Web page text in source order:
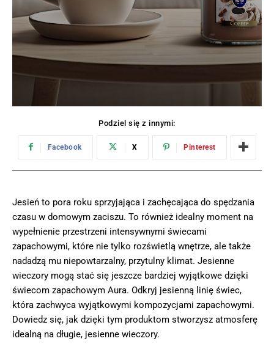
Podziel się z innymi:
Facebook X Pinterest
Jesień to pora roku sprzyjająca i zachęcająca do spędzania
czasu w domowym zaciszu. To również idealny moment na
wypełnienie przestrzeni intensywnymi świecami
zapachowymi, które nie tylko rozświetlą wnętrze, ale także
nadadzą mu niepowtarzalny, przytulny klimat. Jesienne
wieczory mogą stać się jeszcze bardziej wyjątkowe dzięki
świecom zapachowym Aura. Odkryj jesienną linię świec,
która zachwyca wyjątkowymi kompozycjami zapachowymi.
Dowiedz się, jak dzięki tym produktom stworzysz atmosferę
idealną na długie, jesienne wieczory.